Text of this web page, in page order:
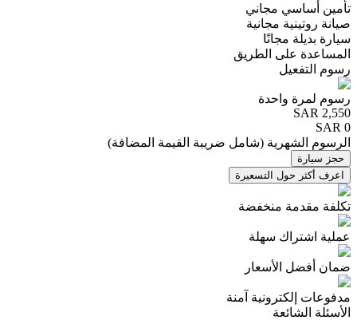
تأمين أساسي مجاني
صيانة روتينية مجانية
سيارة بديلة مجانًا
المساعدة على الطريق
رسوم التفعيل
رسوم لمرة واحدة
SAR 2,550
SAR 0
الرسوم الشهرية (شامل ضريبة القيمة المضافة)
حجز سيارة
اعرف أكثر حول التسعيرة
تكلفة مقدمة منخفضة
عملية اشتراك سهلة
ضمان أفضل الأسعار
مدفوعات إلكترونية آمنة
الأسئلة الشائعة